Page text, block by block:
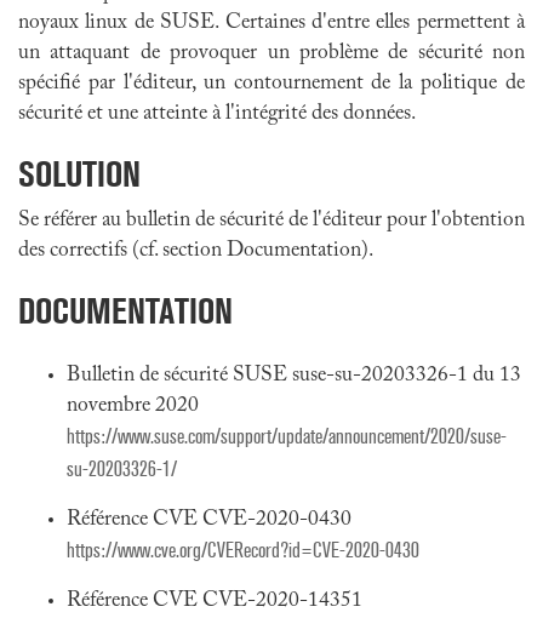
noyaux linux de SUSE. Certaines d'entre elles permettent à
un attaquant de provoquer un problème de sécurité non
spécifié par l'éditeur, un contournement de la politique de
sécurité et une atteinte à l'intégrité des données.
SOLUTION
Se référer au bulletin de sécurité de l'éditeur pour l'obtention
des correctifs (cf. section Documentation).
DOCUMENTATION
Bulletin de sécurité SUSE suse-su-20203326-1 du 13
novembre 2020
https://www.suse.com/support/update/announcement/2020/suse-
su-20203326-1/
Référence CVE CVE-2020-0430
https://www.cve.org/CVERecord?id=CVE-2020-0430
Référence CVE CVE-2020-14351